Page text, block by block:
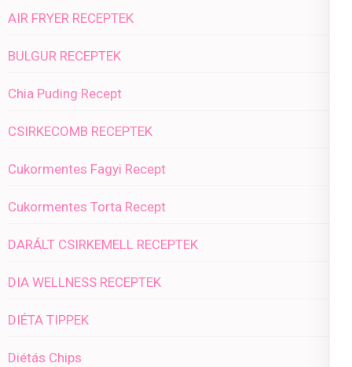
AIR FRYER RECEPTEK
BULGUR RECEPTEK
Chia Puding Recept
CSIRKECOMB RECEPTEK
Cukormentes Fagyi Recept
Cukormentes Torta Recept
DARÁLT CSIRKEMELL RECEPTEK
DIA WELLNESS RECEPTEK
DIÉTA TIPPEK
Diétás Chips